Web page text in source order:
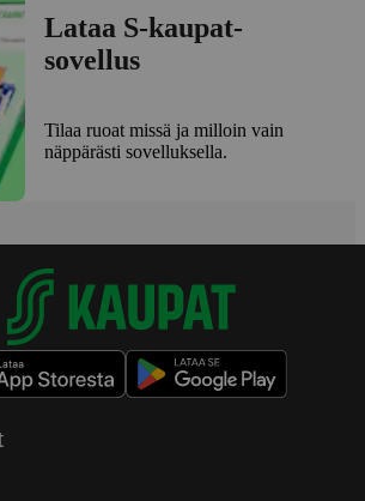
Lataa S-kaupat-
sovellus
Tilaa ruoat missä ja milloin vain
näppärästi sovelluksella.